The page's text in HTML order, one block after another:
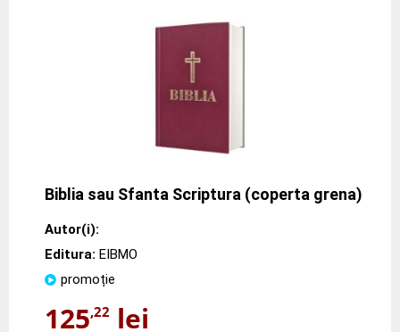
Biblia sau Sfanta Scriptura (coperta grena)
Autor(i):
Editura: EIBMO
promoție
125,22 lei